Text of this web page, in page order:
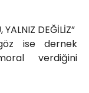
DEĞİLİZ”
ise dernek
verdiğini